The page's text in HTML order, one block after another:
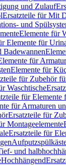
und Zulauf
Ersatzteile für Mit
und
Elemente für
Elemente für
Badewannen
für
Elemente für
für Zubehör
Waschtische
für Elemente
für Armaturen
Ersatzteile für
Montageelemente
Ersatzteile für
und
Hochhängend